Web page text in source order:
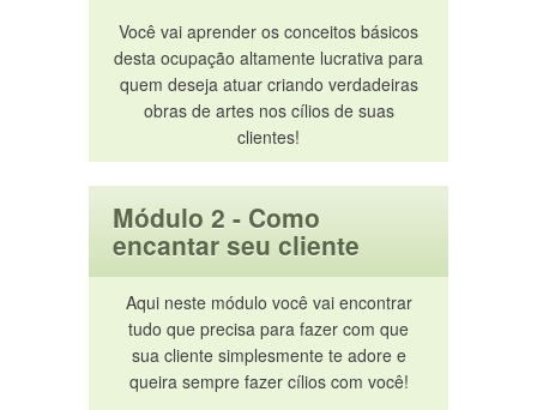
Você vai aprender os conceitos básicos
desta ocupação altamente lucrativa para
quem deseja atuar criando verdadeiras
obras de artes nos cílios de suas
clientes!
Módulo 2 - Como
encantar seu cliente
Aqui neste módulo você vai encontrar
tudo que precisa para fazer com que
sua cliente simplesmente te adore e
queira sempre fazer cílios com você!